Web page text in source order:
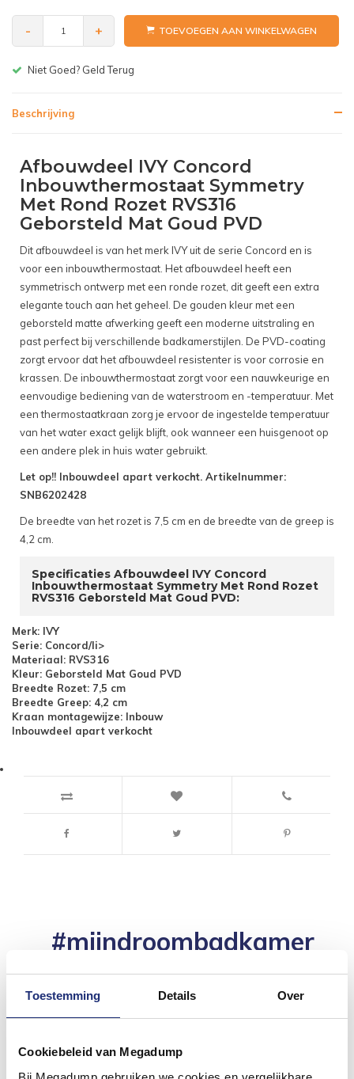
Toestemming Details Over
Cookiebeleid van Megadump
- + TOEVOEGEN AAN WINKELWAGEN
Gratis bezorgen v.a. € 150,-(NL)
Beschrijving
Afbouwdeel IVY Concord
Inbouwthermostaat Symmetry
Met Rond Rozet RVS316
Geborsteld Mat Goud PVD
Dit afbouwdeel is van het merk IVY uit de serie Concord en is
voor een inbouwthermostaat. Het afbouwdeel heeft een
symmetrisch ontwerp met een ronde rozet, dit geeft een extra
elegante touch aan het geheel. De gouden kleur met een
geborsteld matte afwerking geeft een moderne uitstraling en
past perfect bij verschillende badkamerstijlen. De PVD-coating
zorgt ervoor dat het afbouwdeel resistenter is voor corrosie en
krassen. De inbouwthermostaat zorgt voor een nauwkeurige en
eenvoudige bediening van de waterstroom en -temperatuur. Met
een thermostaatkraan zorg je ervoor de ingestelde temperatuur
van het water exact gelijk blijft, ook wanneer een huisgenoot op
een andere plek in huis water gebruikt.
Let op!! Inbouwdeel apart verkocht. Artikelnummer:
SNB6202428
De breedte van het rozet is 7,5 cm en de breedte van de greep is
4,2 cm.
Specificaties Afbouwdeel IVY Concord
Inbouwthermostaat Symmetry Met Rond Rozet
RVS316 Geborsteld Mat Goud PVD:
Merk: IVY
Serie: Concord/li>
Materiaal: RVS316
Kleur: Geborsteld Mat Goud PVD
Breedte Rozet: 7,5 cm
Breedte Greep: 4,2 cm
Kraan montagewijze: Inbouw
Inbouwdeel apart verkocht
#mijndroombadkamer
en tag @megadumpnl. Samen bouwen we een
inspirerende omgeving vol met unieke
badkamerstijlen. Doe je mee?